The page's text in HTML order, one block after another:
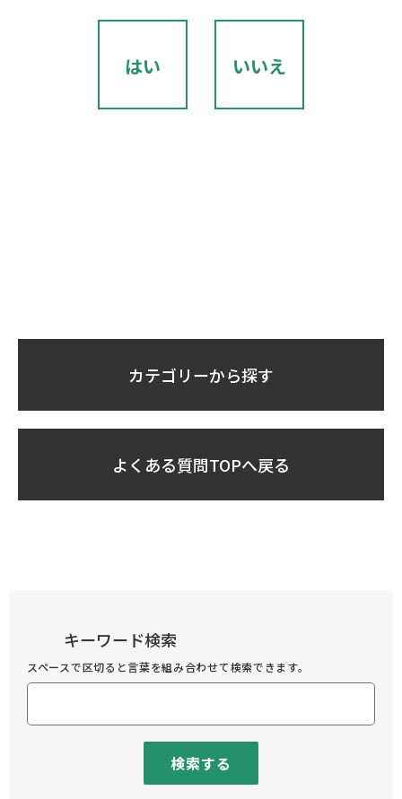
はい いいえ
カテゴリーから探す
よくある質問TOPへ戻る
キーワード検索
スペースで区切ると言葉を組み合わせて検索できます。
検索する